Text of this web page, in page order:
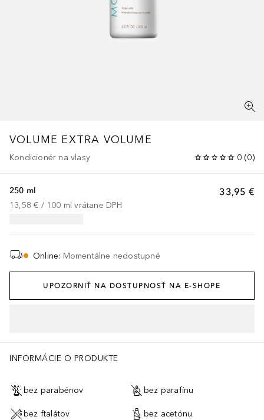
VOLUME EXTRA VOLUME
Kondicionér na vlasy 0 (0)
33,95 €
250 ml
13,58 € / 100 ml vrátane DPH
Online: Momentálne nedostupné
UPOZORNIŤ NA DOSTUPNOSŤ NA E-SHOPE
INFORMÁCIE O PRODUKTE
bez parabénov bez parafínu
bez ftalátov bez acetónu